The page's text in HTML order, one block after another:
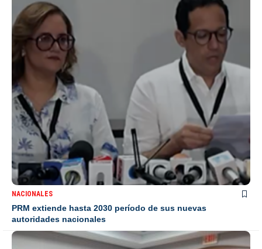
NACIONALES
PRM extiende hasta 2030 período de sus nuevas
autoridades nacionales